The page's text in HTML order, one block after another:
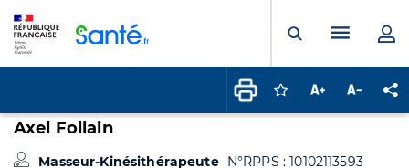
Ouvrir laMenu
Connectez-vous
Augmenter la
Axel Follain
Masseur-Kinésithérapeute N°RPPS : 10102113593